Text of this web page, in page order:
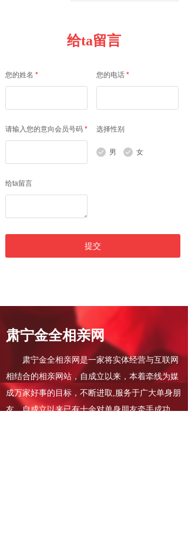
给ta留言
您的姓名 * 您的电话 *
请输入您的意向会员号码 * 选择性别
男 女
给ta留言
提交
肃宁金全相亲网
肃宁金全相亲网是一家将实体经营与互联网
相结合的相亲网站，自成立以来，本着牵线为媒
成万家好事的目标，不断进取,服务于广大单身朋
友。自成立以来已有十余对单身朋友牵手成功，